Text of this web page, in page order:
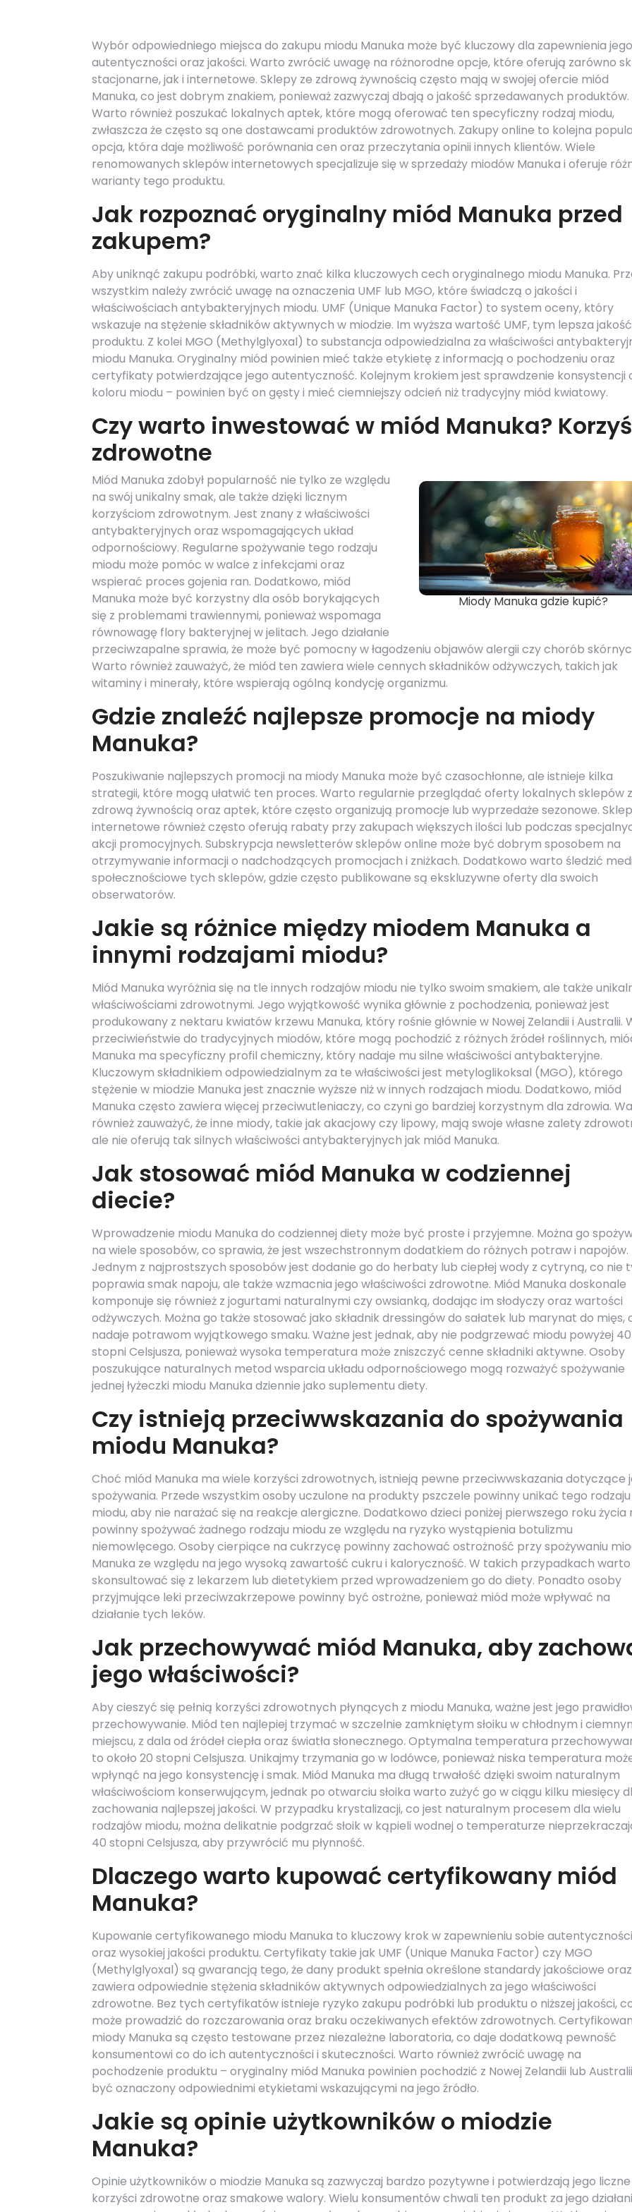
Wybór odpowiedniego miejsca do zakupu miodu Manuka może być kluczowy dla zapewnienia jego
autentyczności oraz jakości. Warto zwrócić uwagę na różnorodne opcje, które oferują zarówno
stacjonarne, jak i internetowe. Sklepy ze zdrową żywnością często mają w swojej ofercie miód
Manuka, co jest dobrym znakiem, ponieważ zazwyczaj dbają o jakość sprzedawanych produktów.
Warto również poszukać lokalnych aptek, które mogą oferować ten specyficzny rodzaj miodu,
zwłaszcza że często są one dostawcami produktów zdrowotnych. Zakupy online to kolejna
opcja, która daje możliwość porównania cen oraz przeczytania opinii innych klientów. Wiele
renomowanych sklepów internetowych specjalizuje się w sprzedaży miodów Manuka i oferuje
warianty tego produktu.
Jak rozpoznać oryginalny miód Manuka przed
zakupem?
Aby uniknąć zakupu podróbki, warto znać kilka kluczowych cech oryginalnego miodu Manuka.
wszystkim należy zwrócić uwagę na oznaczenia UMF lub MGO, które świadczą o jakości i
właściwościach antybakteryjnych miodu. UMF (Unique Manuka Factor) to system oceny, który
wskazuje na stężenie składników aktywnych w miodzie. Im wyższa wartość UMF, tym lepsza jakość
produktu. Z kolei MGO (Methylglyoxal) to substancja odpowiedzialna za właściwości
miodu Manuka. Oryginalny miód powinien mieć także etykietę z informacją o pochodzeniu oraz
certyfikaty potwierdzające jego autentyczność. Kolejnym krokiem jest sprawdzenie konsystencji
koloru miodu – powinien być on gęsty i mieć ciemniejszy odcień niż tradycyjny miód kwiatowy.
Czy warto inwestować w miód Manuka?
zdrowotne
Miody Manuka gdzie kupić?
Miód Manuka zdobył popularność nie tylko ze względu
na swój unikalny smak, ale także dzięki licznym
korzyściom zdrowotnym. Jest znany z właściwości
antybakteryjnych oraz wspomagających układ
odpornościowy. Regularne spożywanie tego rodzaju
miodu może pomóc w walce z infekcjami oraz
wspierać proces gojenia ran. Dodatkowo, miód
Manuka może być korzystny dla osób borykających
się z problemami trawiennymi, ponieważ wspomaga
równowagę flory bakteryjnej w jelitach. Jego działanie
przeciwzapalne sprawia, że może być pomocny w łagodzeniu objawów alergii czy chorób
Warto również zauważyć, że miód ten zawiera wiele cennych składników odżywczych, takich jak
witaminy i minerały, które wspierają ogólną kondycję organizmu.
Gdzie znaleźć najlepsze promocje na miody
Manuka?
Poszukiwanie najlepszych promocji na miody Manuka może być czasochłonne, ale istnieje kilka
strategii, które mogą ułatwić ten proces. Warto regularnie przeglądać oferty lokalnych sklepów
zdrową żywnością oraz aptek, które często organizują promocje lub wyprzedaże sezonowe.
internetowe również często oferują rabaty przy zakupach większych ilości lub podczas
akcji promocyjnych. Subskrypcja newsletterów sklepów online może być dobrym sposobem na
otrzymywanie informacji o nadchodzących promocjach i zniżkach. Dodatkowo warto śledzić
społecznościowe tych sklepów, gdzie często publikowane są ekskluzywne oferty dla swoich
obserwatorów.
Jakie są różnice między miodem Manuka a
innymi rodzajami miodu?
Miód Manuka wyróżnia się na tle innych rodzajów miodu nie tylko swoim smakiem, ale także
właściwościami zdrowotnymi. Jego wyjątkowość wynika głównie z pochodzenia, ponieważ jest
produkowany z nektaru kwiatów krzewu Manuka, który rośnie głównie w Nowej Zelandii i Australii.
przeciwieństwie do tradycyjnych miodów, które mogą pochodzić z różnych źródeł roślinnych,
Manuka ma specyficzny profil chemiczny, który nadaje mu silne właściwości antybakteryjne.
Kluczowym składnikiem odpowiedzialnym za te właściwości jest metyloglikoksal (MGO), którego
stężenie w miodzie Manuka jest znacznie wyższe niż w innych rodzajach miodu. Dodatkowo, miód
Manuka często zawiera więcej przeciwutleniaczy, co czyni go bardziej korzystnym dla zdrowia.
również zauważyć, że inne miody, takie jak akacjowy czy lipowy, mają swoje własne zalety
ale nie oferują tak silnych właściwości antybakteryjnych jak miód Manuka.
Jak stosować miód Manuka w codziennej
diecie?
Wprowadzenie miodu Manuka do codziennej diety może być proste i przyjemne. Można go
na wiele sposobów, co sprawia, że jest wszechstronnym dodatkiem do różnych potraw i napojów.
Jednym z najprostszych sposobów jest dodanie go do herbaty lub ciepłej wody z cytryną, co nie
poprawia smak napoju, ale także wzmacnia jego właściwości zdrowotne. Miód Manuka doskonale
komponuje się również z jogurtami naturalnymi czy owsianką, dodając im słodyczy oraz wartości
odżywczych. Można go także stosować jako składnik dressingów do sałatek lub marynat do mięs,
nadaje potrawom wyjątkowego smaku. Ważne jest jednak, aby nie podgrzewać miodu powyżej 40
stopni Celsjusza, ponieważ wysoka temperatura może zniszczyć cenne składniki aktywne. Osoby
poszukujące naturalnych metod wsparcia układu odpornościowego mogą rozważyć spożywanie
jednej łyżeczki miodu Manuka dziennie jako suplementu diety.
Czy istnieją przeciwwskazania do spożywania
miodu Manuka?
Choć miód Manuka ma wiele korzyści zdrowotnych, istnieją pewne przeciwwskazania dotyczące
spożywania. Przede wszystkim osoby uczulone na produkty pszczele powinny unikać tego rodzaju
miodu, aby nie narażać się na reakcje alergiczne. Dodatkowo dzieci poniżej pierwszego roku życia
powinny spożywać żadnego rodzaju miodu ze względu na ryzyko wystąpienia botulizmu
niemowlęcego. Osoby cierpiące na cukrzycę powinny zachować ostrożność przy spożywaniu
Manuka ze względu na jego wysoką zawartość cukru i kaloryczność. W takich przypadkach warto
skonsultować się z lekarzem lub dietetykiem przed wprowadzeniem go do diety. Ponadto osoby
przyjmujące leki przeciwzakrzepowe powinny być ostrożne, ponieważ miód może wpływać na
działanie tych leków.
Jak przechowywać miód Manuka, aby
jego właściwości?
Aby cieszyć się pełnią korzyści zdrowotnych płynących z miodu Manuka, ważne jest jego
przechowywanie. Miód ten najlepiej trzymać w szczelnie zamkniętym słoiku w chłodnym i
miejscu, z dala od źródeł ciepła oraz światła słonecznego. Optymalna temperatura
to około 20 stopni Celsjusza. Unikajmy trzymania go w lodówce, ponieważ niska temperatura
wpłynąć na jego konsystencję i smak. Miód Manuka ma długą trwałość dzięki swoim naturalnym
właściwościom konserwującym, jednak po otwarciu słoika warto zużyć go w ciągu kilku miesięcy
zachowania najlepszej jakości. W przypadku krystalizacji, co jest naturalnym procesem dla wielu
rodzajów miodu, można delikatnie podgrzać słoik w kąpieli wodnej o temperaturze
40 stopni Celsjusza, aby przywrócić mu płynność.
Dlaczego warto kupować certyfikowany miód
Manuka?
Kupowanie certyfikowanego miodu Manuka to kluczowy krok w zapewnieniu sobie autentyczności
oraz wysokiej jakości produktu. Certyfikaty takie jak UMF (Unique Manuka Factor) czy MGO
(Methylglyoxal) są gwarancją tego, że dany produkt spełnia określone standardy jakościowe oraz
zawiera odpowiednie stężenia składników aktywnych odpowiedzialnych za jego właściwości
zdrowotne. Bez tych certyfikatów istnieje ryzyko zakupu podróbki lub produktu o niższej jakości,
może prowadzić do rozczarowania oraz braku oczekiwanych efektów zdrowotnych.
miody Manuka są często testowane przez niezależne laboratoria, co daje dodatkową pewność
konsumentowi co do ich autentyczności i skuteczności. Warto również zwrócić uwagę na
pochodzenie produktu – oryginalny miód Manuka powinien pochodzić z Nowej Zelandii lub
być oznaczony odpowiednimi etykietami wskazującymi na jego źródło.
Jakie są opinie użytkowników o miodzie
Manuka?
Opinie użytkowników o miodzie Manuka są zazwyczaj bardzo pozytywne i potwierdzają jego liczne
korzyści zdrowotne oraz smakowe walory. Wielu konsumentów chwali ten produkt za jego